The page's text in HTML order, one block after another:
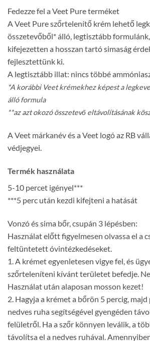
Fedezze fel a Veet Pure terméket
A Veet Pure szőrtelenítő krém lehető
összetevőből* álló, legtisztább
kifejezetten a hosszan tartó simaság
fejlesztettünk ki.
A legtisztább illat: nincs többé
*A korábbi Veet krémekhez képest a
álló formula
**az azt okozó összetevő eltávolításának
A Veet márkanév és a Veet logó az RB
védjegyei.
Termék használata
5-10 percet igényel***
***5 perc után kezdi kifejteni a hatását
Vonzó és sima bőr, csupán 3 lépésben:
Használat előtt figyelmesen olvassa el a
feltüntetett óvintézkedéseket.
1. A krémet egyenletesen vigye fel, és
szőrteleníteni kívánt területet befedje.
Használat után alaposan mosson kezet!
2. Hagyja a krémet a bőrön 5 percig,
nedves ruha segítségével gyengéden
felületről. Ha a szőr könnyen leválik, a
távolítsa el a nedves ruhával.